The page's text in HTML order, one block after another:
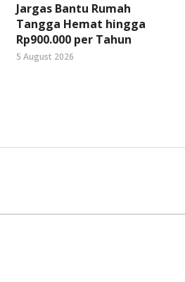
Jargas Bantu Rumah
Tangga Hemat hingga
Rp900.000 per Tahun
5 August 2026